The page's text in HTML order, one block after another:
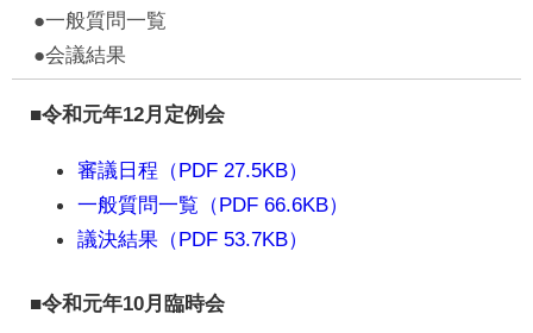
●一般質問一覧
●会議結果
■令和元年12月定例会
審議日程（PDF 27.5KB）
一般質問一覧（PDF 66.6KB）
議決結果（PDF 53.7KB）
■令和元年10月臨時会